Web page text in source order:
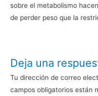
sobre el metabolismo
de perder peso que la
Deja una
Tu dirección de correo
campos obligatorios están